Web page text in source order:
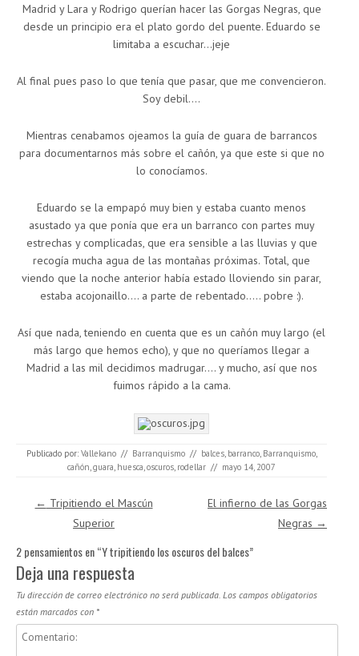
Madrid y Lara y Rodrigo querían hacer las Gorgas Negras, que
desde un principio era el plato gordo del puente. Eduardo se
limitaba a escuchar…jeje
Al final pues paso lo que tenía que pasar, que me convencieron.
Soy debil….
Mientras cenabamos ojeamos la guía de guara de barrancos
para documentarnos más sobre el cañón, ya que este si que no
lo conocíamos.
Eduardo se la empapó muy bien y estaba cuanto menos
asustado ya que ponía que era un barranco con partes muy
estrechas y complicadas, que era sensible a las lluvias y que
recogía mucha agua de las montañas próximas. Total, que
viendo que la noche anterior había estado lloviendo sin parar,
estaba acojonaillo…. a parte de rebentado….. pobre :).
Así que nada, teniendo en cuenta que es un cañón muy largo (el
más largo que hemos echo), y que no queríamos llegar a
Madrid a las mil decidimos madrugar…. y mucho, así que nos
fuimos rápido a la cama.
Publicado por: Vallekano // Barranquismo // balces, barranco, Barranquismo,
cañón,guara, huesca,oscuros, rodellar // mayo 14, 2007
Navegación de entradas
← Tripitiendo el Mascún
Superior
El infierno de las Gorgas
Negras →
2 pensamientos en “Y tripitiendo los oscuros del balces”
Deja una respuesta
Tu dirección de correo electrónico no será publicada. Los campos obligatorios
están marcados con *